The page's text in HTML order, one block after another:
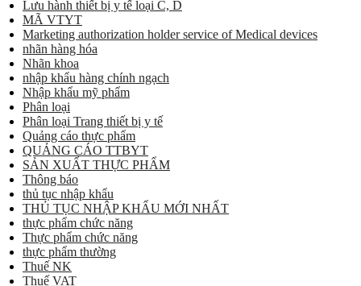
Lưu hành thiết bị y tế loại C, D
MÃ VTYT
Marketing authorization holder service of Medical devices
nhãn hàng hóa
Nhãn khoa
nhập khẩu hàng chính ngạch
Nhập khẩu mỹ phẩm
Phân loại
Phân loại Trang thiết bị y tế
Quảng cáo thực phẩm
QUẢNG CÁO TTBYT
SẢN XUẤT THỰC PHẨM
Thông báo
thủ tục nhập khẩu
THỦ TỤC NHẬP KHẨU MỚI NHẤT
thực phẩm chức năng
Thực phẩm chức năng
thực phẩm thường
Thuế NK
Thuế VAT